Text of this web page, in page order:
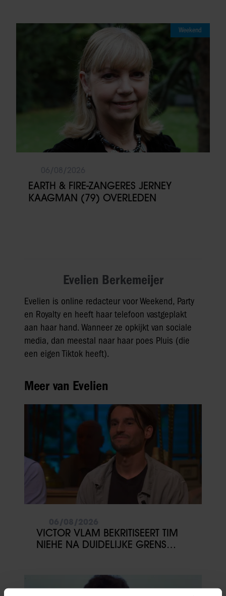
Weekend
EARTH & FIRE-ZANGERES JERNEY
KAAGMAN (79) OVERLEDEN
Evelien Berkemeijer
Evelien is online redacteur voor Weekend, Party
en Royalty en heeft haar telefoon vastgeplakt
aan haar hand. Wanneer ze opkijkt van sociale
media, dan meestal naar haar poes Pluis (die
een eigen Tiktok heeft).
Meer van Evelien
VICTOR VLAM BEKRITISEERT TIM
NIEHE NA DUIDELIJKE GRENS